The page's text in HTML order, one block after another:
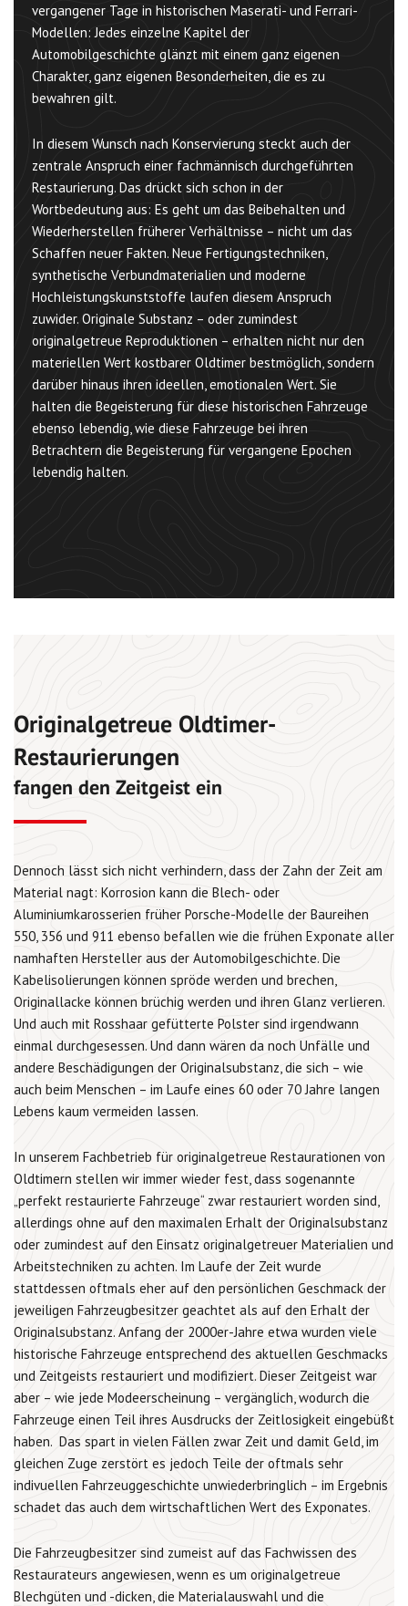
vergangener Tage in historischen Maserati- und Ferrari-
Modellen: Jedes einzelne Kapitel der
Automobilgeschichte glänzt mit einem ganz eigenen
Charakter, ganz eigenen Besonderheiten, die es zu
bewahren gilt.
In diesem Wunsch nach Konservierung steckt auch der
zentrale Anspruch einer fachmännisch durchgeführten
Restaurierung. Das drückt sich schon in der
Wortbedeutung aus: Es geht um das Beibehalten und
Wiederherstellen früherer Verhältnisse – nicht um das
Schaffen neuer Fakten. Neue Fertigungstechniken,
synthetische Verbundmaterialien und moderne
Hochleistungskunststoffe laufen diesem Anspruch
zuwider. Originale Substanz – oder zumindest
originalgetreue Reproduktionen – erhalten nicht nur den
materiellen Wert kostbarer Oldtimer bestmöglich, sondern
darüber hinaus ihren ideellen, emotionalen Wert. Sie
halten die Begeisterung für diese historischen Fahrzeuge
ebenso lebendig, wie diese Fahrzeuge bei ihren
Betrachtern die Begeisterung für vergangene Epochen
lebendig halten.
Originalgetreue Oldtimer-
Restaurierungen
fangen den Zeitgeist ein
Dennoch lässt sich nicht verhindern, dass der Zahn der Zeit am
Material nagt: Korrosion kann die Blech- oder
Aluminiumkarosserien früher Porsche-Modelle der Baureihen
550, 356 und 911 ebenso befallen wie die frühen Exponate aller
namhaften Hersteller aus der Automobilgeschichte. Die
Kabelisolierungen können spröde werden und brechen,
Originallacke können brüchig werden und ihren Glanz verlieren.
Und auch mit Rosshaar gefütterte Polster sind irgendwann
einmal durchgesessen. Und dann wären da noch Unfälle und
andere Beschädigungen der Originalsubstanz, die sich – wie
auch beim Menschen – im Laufe eines 60 oder 70 Jahre langen
Lebens kaum vermeiden lassen.
In unserem Fachbetrieb für originalgetreue Restaurationen von
Oldtimern stellen wir immer wieder fest, dass sogenannte
„perfekt restaurierte Fahrzeuge“ zwar restauriert worden sind,
allerdings ohne auf den maximalen Erhalt der Originalsubstanz
oder zumindest auf den Einsatz originalgetreuer Materialien und
Arbeitstechniken zu achten. Im Laufe der Zeit wurde
stattdessen oftmals eher auf den persönlichen Geschmack der
jeweiligen Fahrzeugbesitzer geachtet als auf den Erhalt der
Originalsubstanz. Anfang der 2000er-Jahre etwa wurden viele
historische Fahrzeuge entsprechend des aktuellen Geschmacks
und Zeitgeists restauriert und modifiziert. Dieser Zeitgeist war
aber – wie jede Modeerscheinung – vergänglich, wodurch die
Fahrzeuge einen Teil ihres Ausdrucks der Zeitlosigkeit eingebüßt
haben. Das spart in vielen Fällen zwar Zeit und damit Geld, im
gleichen Zuge zerstört es jedoch Teile der oftmals sehr
indivuellen Fahrzeuggeschichte unwiederbringlich – im Ergebnis
schadet das auch dem wirtschaftlichen Wert des Exponates.
Die Fahrzeugbesitzer sind zumeist auf das Fachwissen des
Restaurateurs angewiesen, wenn es um originalgetreue
Blechgüten und -dicken, die Materialauswahl und die